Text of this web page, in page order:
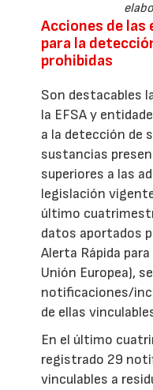
Acciones de
para la
prohibidas
Son destacables
la EFSA y
a la detección de
sustancias
superiores a las
legislación
último
datos aportados
Alerta Rápida
Unión Europea),
notificaciones/
de ellas
En el último
registrado 29
vinculables a